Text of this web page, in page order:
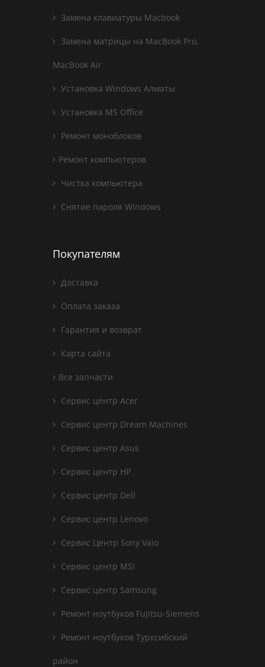
Замена клавиатуры Macbook
Замена матрицы на MacBook Pro,
MacBook Air
Установка Windows Алматы
Установка MS Office
Ремонт моноблоков
Ремонт компьютеров
Чистка компьютера
Снятие пароля Windows
Покупателям
Доставка
Оплата заказа
Гарантия и возврат
Карта сайта
Все запчасти
Сервис центр Acer
Сервис центр Dream Machines
Сервис центр Asus
Сервис центр HP
Сервис центр Dell
Сервис центр Lenovo
Сервис Центр Sony Vaio
Сервис центр MSI
Сервис центр Samsung
Ремонт ноутбуков Fujitsu-Siemens
Ремонт ноутбуков Турксибский
район